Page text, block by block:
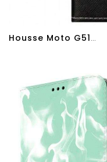
Housse Moto G51 5G Don't Touch My Phone